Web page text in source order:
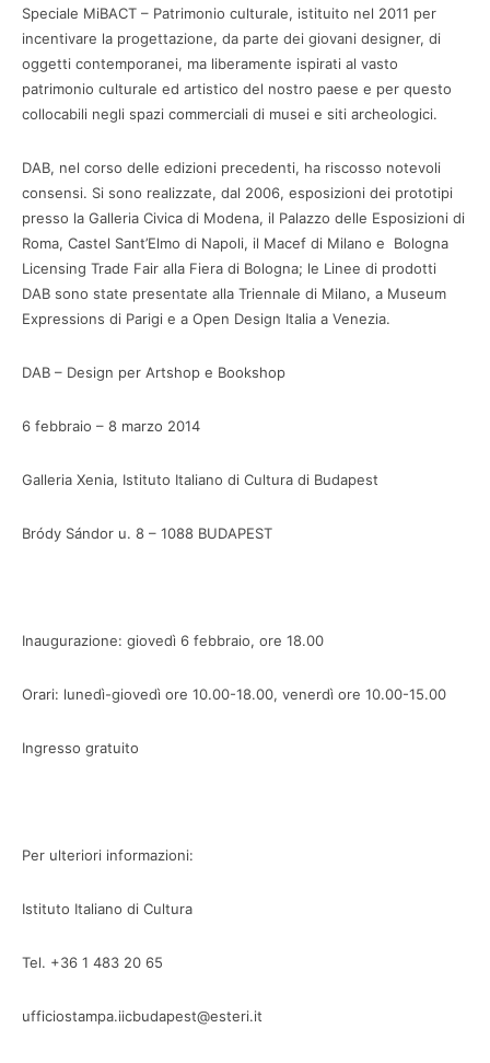
Speciale MiBACT – Patrimonio culturale, istituito nel 2011 per
incentivare la progettazione, da parte dei giovani designer, di
oggetti contemporanei, ma liberamente ispirati al vasto
patrimonio culturale ed artistico del nostro paese e per questo
collocabili negli spazi commerciali di musei e siti archeologici.
DAB, nel corso delle edizioni precedenti, ha riscosso notevoli
consensi. Si sono realizzate, dal 2006, esposizioni dei prototipi
presso la Galleria Civica di Modena, il Palazzo delle Esposizioni di
Roma, Castel Sant’Elmo di Napoli, il Macef di Milano e Bologna
Licensing Trade Fair alla Fiera di Bologna; le Linee di prodotti
DAB sono state presentate alla Triennale di Milano, a Museum
Expressions di Parigi e a Open Design Italia a Venezia.
DAB – Design per Artshop e Bookshop
6 febbraio – 8 marzo 2014
Galleria Xenia, Istituto Italiano di Cultura di Budapest
Bródy Sándor u. 8 – 1088 BUDAPEST
Inaugurazione: giovedì 6 febbraio, ore 18.00
Orari: lunedì-giovedì ore 10.00-18.00, venerdì ore 10.00-15.00
Ingresso gratuito
Per ulteriori informazioni:
Istituto Italiano di Cultura
Tel. +36 1 483 20 65
ufficiostampa.iicbudapest@esteri.it